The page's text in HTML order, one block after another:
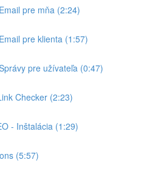
pre mňa (2:24)
pre klienta (1:57)
pre užívateľa (0:47)
Checker (2:23)
- Inštalácia (1:29)
(5:57)